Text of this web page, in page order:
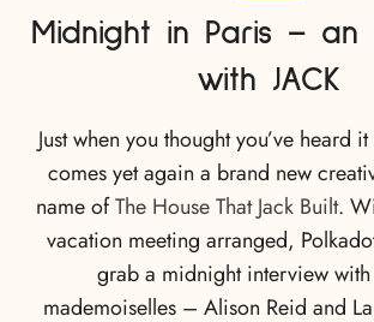
Midnight in Paris – an
with JACK
Just when you thought you’ve heard
comes yet again a brand new
name ofThe House That Jack Built.
vacation meeting arranged,
grab a midnight interview
mademoiselles – Alison Reid and